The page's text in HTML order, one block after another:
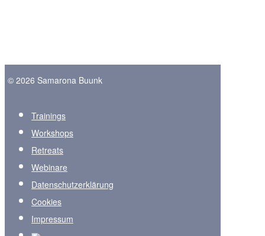
© 2026 Samarona Buunk
Trainings
Workshops
Retreats
Webinare
Datenschutzerklärung
Cookies
Impressum